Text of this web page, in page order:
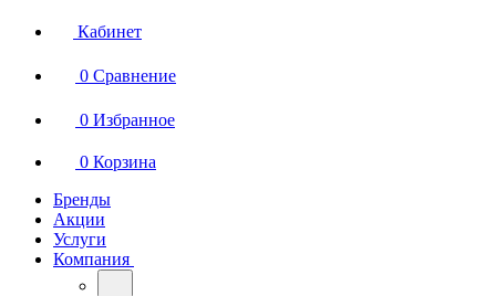
Кабинет
0 Сравнение
0 Избранное
0 Корзина
Бренды
Акции
Услуги
Компания